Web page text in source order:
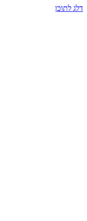
דלג לתוכן